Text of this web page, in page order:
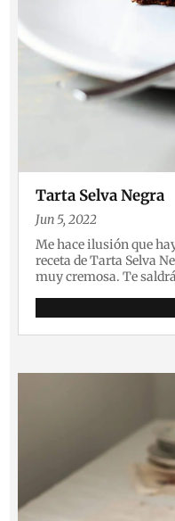
Tarta Selva Negra
Jun 5, 2022
Me hace ilusión que
receta de Tarta Selva
muy cremosa. Te